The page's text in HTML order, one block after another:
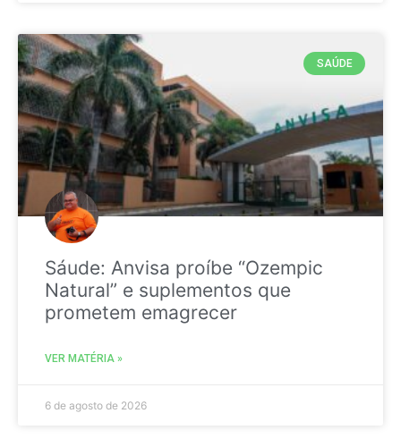
SAÚDE
Sáude: Anvisa proíbe “Ozempic
Natural” e suplementos que
prometem emagrecer
VER MATÉRIA »
6 de agosto de 2026